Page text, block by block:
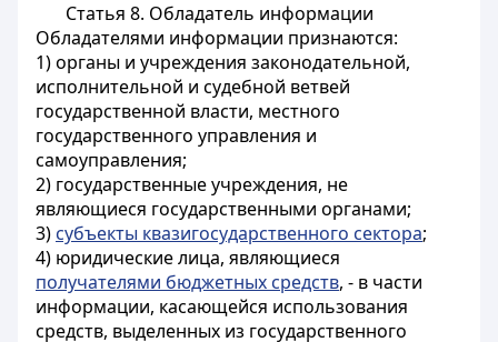
Статья 8. Обладатель информации
Обладателями информации признаются:
1) органы и учреждения законодательной,
исполнительной и судебной ветвей
государственной власти, местного
государственного управления и
самоуправления;
2) государственные учреждения, не
являющиеся государственными органами;
3) субъекты квазигосударственного сектора;
4) юридические лица, являющиеся
получателями бюджетных средств, - в части
информации, касающейся использования
средств, выделенных из государственного